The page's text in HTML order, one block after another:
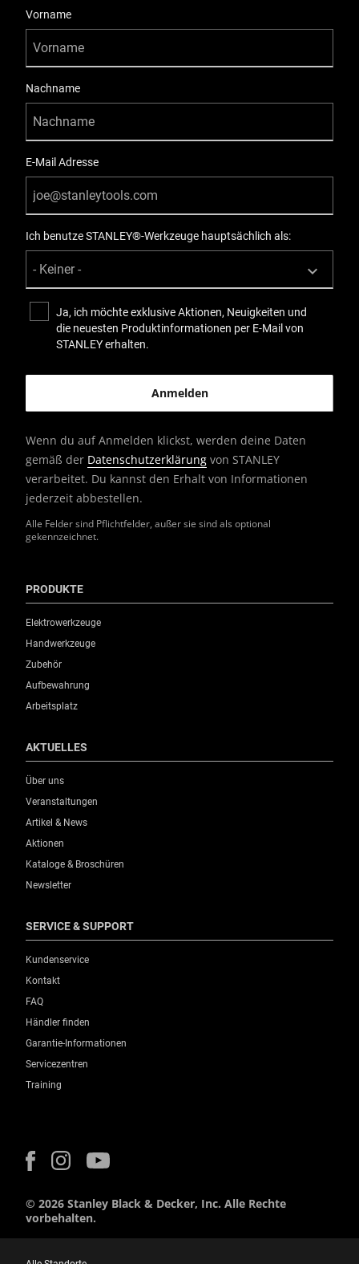
Alle Felder sind Pflichtfelder, außer sie sind als optional
gekennzeichnet.
Vorname
Nachname
E-Mail Adresse
Ich benutze STANLEY®-Werkzeuge hauptsächlich als:
Ja, ich möchte exklusive Aktionen, Neuigkeiten und
die neuesten Produktinformationen per E-Mail von
STANLEY erhalten.
Wenn du auf Anmelden klickst, werden deine Daten
gemäß der Datenschutzerklärung von STANLEY
verarbeitet. Du kannst den Erhalt von Informationen
jederzeit abbestellen.
PRODUKTE
Elektrowerkzeuge
Handwerkzeuge
Zubehör
Aufbewahrung
Arbeitsplatz
AKTUELLES
Über uns
Veranstaltungen
Artikel & News
Aktionen
Kataloge & Broschüren
Newsletter
SERVICE & SUPPORT
Kundenservice
Kontakt
FAQ
Händler finden
Garantie-Informationen
Servicezentren
Training
© 2026 Stanley Black & Decker, Inc. Alle Rechte
vorbehalten.